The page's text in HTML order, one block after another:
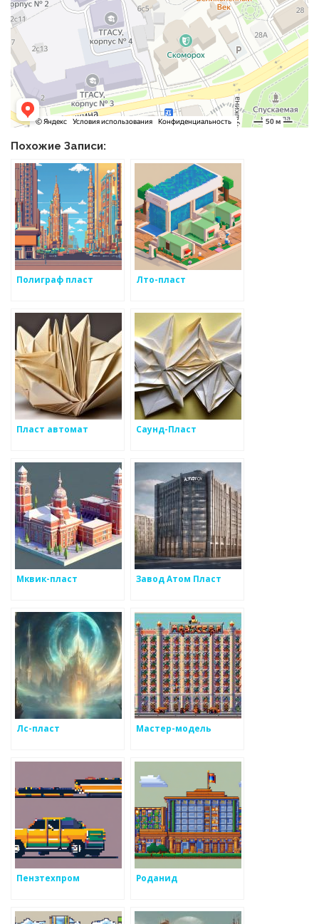
Похожие Записи:
Полиграф пласт Лто-пласт
Пласт автомат Саунд-Пласт
Мквик-пласт Завод Атом Пласт
Лс-пласт Мастер-модель
Пензтехпром Роданид